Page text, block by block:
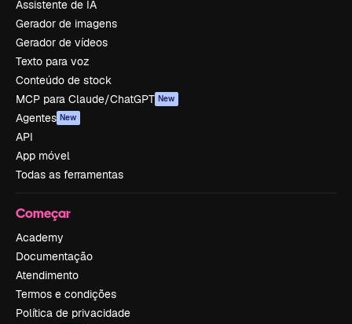
Assistente de IA
Gerador de imagens
Gerador de vídeos
Texto para voz
Conteúdo de stock
MCP para Claude/ChatGPT New
Agentes New
API
App móvel
Todas as ferramentas
Começar
Academy
Documentação
Atendimento
Termos e condições
Política de privacidade